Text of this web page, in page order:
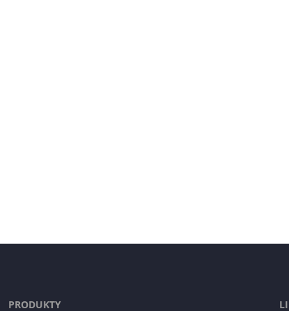
PRODUKTY